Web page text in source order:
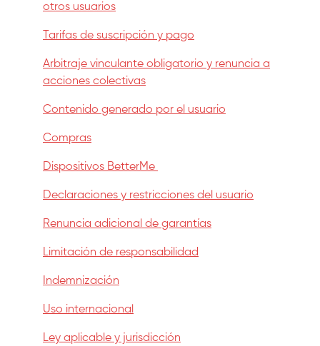
otros usuarios
Tarifas de suscripción y pago
Arbitraje vinculante obligatorio y renuncia a
acciones colectivas
Contenido generado por el usuario
Compras
Dispositivos BetterMe
Declaraciones y restricciones del usuario
Renuncia adicional de garantías
Limitación de responsabilidad
Indemnización
Uso internacional
Ley aplicable y jurisdicción